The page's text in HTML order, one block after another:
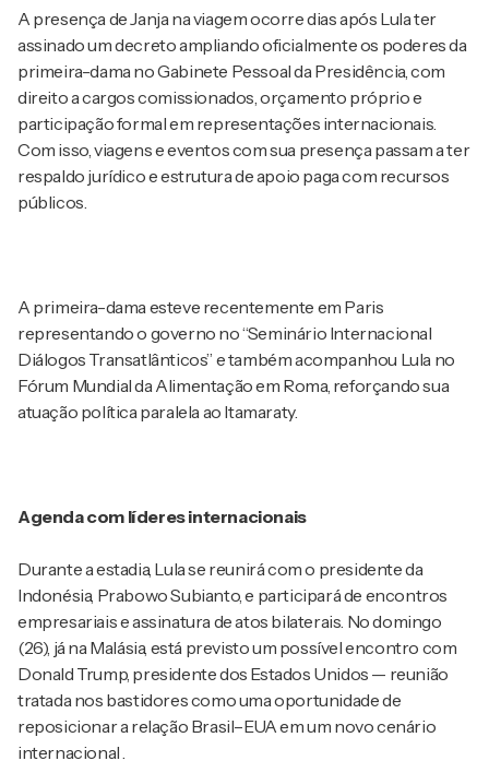
A presença de Janja na viagem ocorre dias após Lula ter
assinado um decreto ampliando oficialmente os poderes da
primeira-dama no Gabinete Pessoal da Presidência, com
direito a cargos comissionados, orçamento próprio e
participação formal em representações internacionais.
Com isso, viagens e eventos com sua presença passam a ter
respaldo jurídico e estrutura de apoio paga com recursos
públicos.
A primeira-dama esteve recentemente em Paris
representando o governo no “Seminário Internacional
Diálogos Transatlânticos” e também acompanhou Lula no
Fórum Mundial da Alimentação em Roma, reforçando sua
atuação política paralela ao Itamaraty.
Agenda com líderes internacionais
Durante a estadia, Lula se reunirá com o presidente da
Indonésia, Prabowo Subianto, e participará de encontros
empresariais e assinatura de atos bilaterais. No domingo
(26), já na Malásia, está previsto um possível encontro com
Donald Trump, presidente dos Estados Unidos — reunião
tratada nos bastidores como uma oportunidade de
reposicionar a relação Brasil–EUA em um novo cenário
internacional .